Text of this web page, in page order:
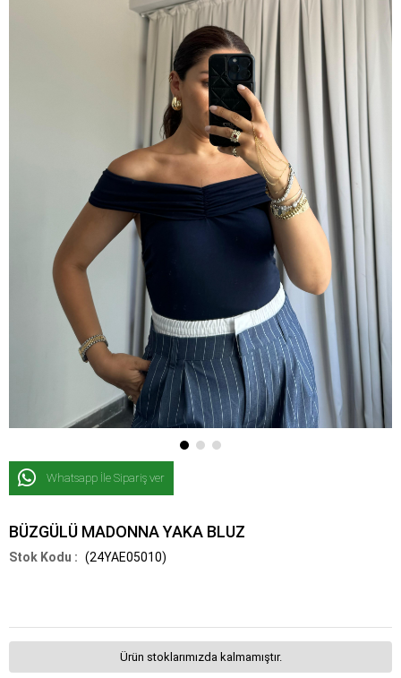
Whatsapp İle Sipariş ver
BÜZGÜLÜ MADONNA YAKA BLUZ
(24YAE05010)
Ürün stoklarımızda kalmamıştır.